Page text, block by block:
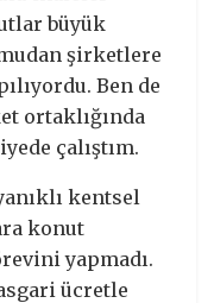
büyük
şirketlere
Ben de
ortaklığında
çalıştım.
kentsel
konut
yapmadı.
ücretle